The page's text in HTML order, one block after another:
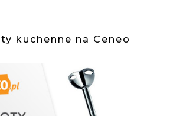
kuchenne na Ceneo